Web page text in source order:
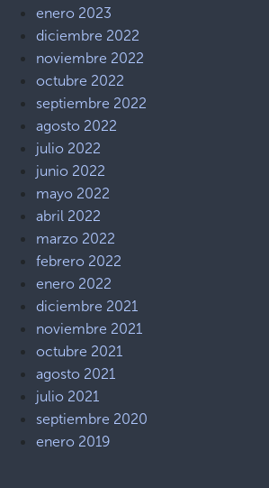
enero 2023
diciembre 2022
noviembre 2022
octubre 2022
septiembre 2022
agosto 2022
julio 2022
junio 2022
mayo 2022
abril 2022
marzo 2022
febrero 2022
enero 2022
diciembre 2021
noviembre 2021
octubre 2021
agosto 2021
julio 2021
septiembre 2020
enero 2019